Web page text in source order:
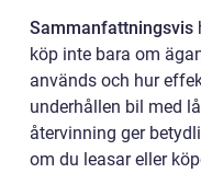
Sammanfattningsvis
köp inte bara om
används och hur
underhållen bil med
återvinning ger
om du leasar eller